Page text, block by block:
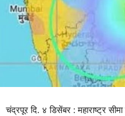
चंद्रपूर दि. ४ डिसेंबर : महाराष्ट्र